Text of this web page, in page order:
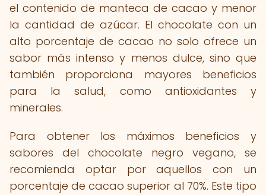
el contenido de manteca de cacao y menor
la cantidad de azúcar. El chocolate con un
alto porcentaje de cacao no solo ofrece un
sabor más intenso y menos dulce, sino que
también proporciona mayores beneficios
para la salud, como antioxidantes y
minerales.
Para obtener los máximos beneficios y
sabores del chocolate negro vegano, se
recomienda optar por aquellos con un
porcentaje de cacao superior al 70%. Este tipo